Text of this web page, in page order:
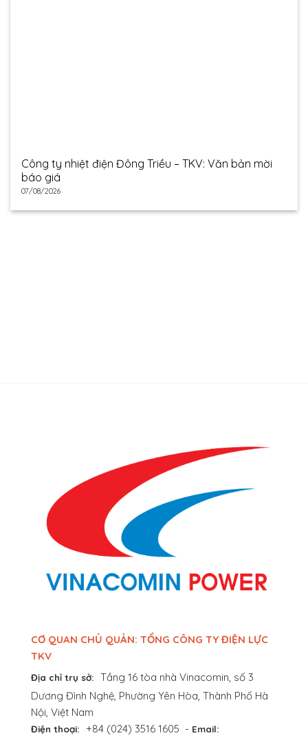
Công ty nhiệt điện Đông Triều – TKV: Văn bản mời
báo giá
07/08/2026
CƠ QUAN CHỦ QUẢN: TỔNG CÔNG TY ĐIỆN LỰC
TKV
Địa chỉ trụ sở: Tầng 16 tòa nhà Vinacomin, số 3
Dương Đình Nghệ, Phường Yên Hòa, Thành Phố Hà
Nội, Việt Nam
Điện thoại: +84 (024) 3516 1605 - Email: